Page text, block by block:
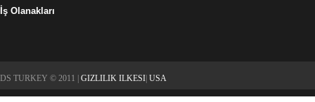
İş Olanakları
DS TURKEY © 2011 | GIZLILIK ILKESI USA